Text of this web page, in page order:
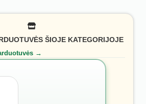
ŠIOJE KATEGORIJOJE
→